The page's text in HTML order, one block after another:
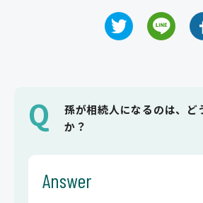
よくあるご質問
Q
孫が相続人になるのは、ど
か？
Answer